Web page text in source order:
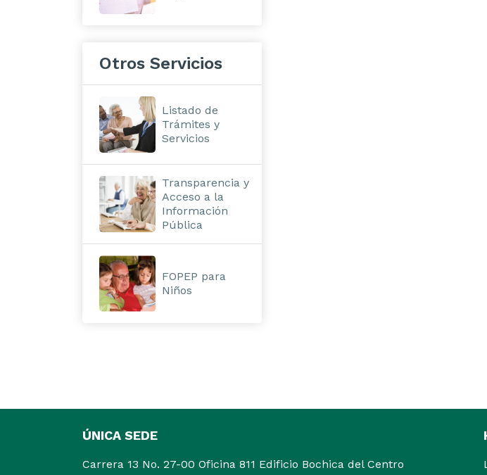
Otros Servicios
Listado de
Trámites y
Servicios
Transparencia y
Acceso a la
Información
Pública
FOPEP para
Niños
ÚNICA SEDE
Carrera 13 No. 27-00 Oficina 811 Edificio Bochica del Centro